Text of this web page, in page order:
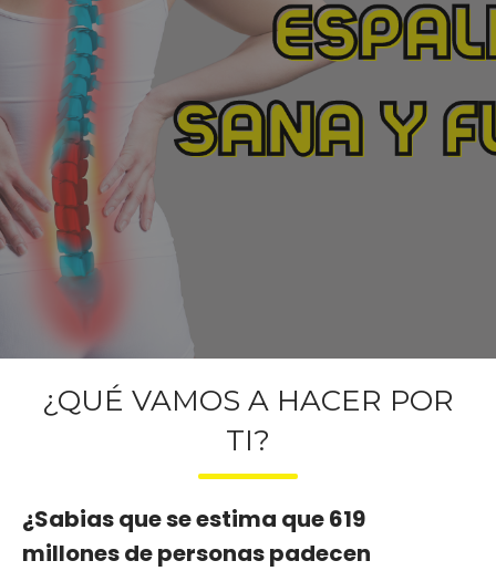
¿QUÉ VAMOS A HACER POR
TI?
¿Sabias que se estima que 619
millones de personas padecen